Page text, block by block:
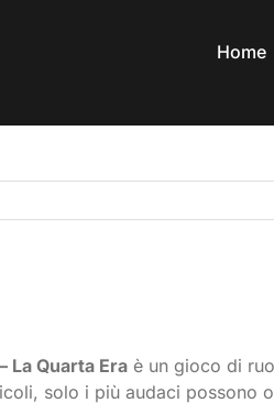
Home
La Quarta Eraè un gioco di
solo i più audaci possono